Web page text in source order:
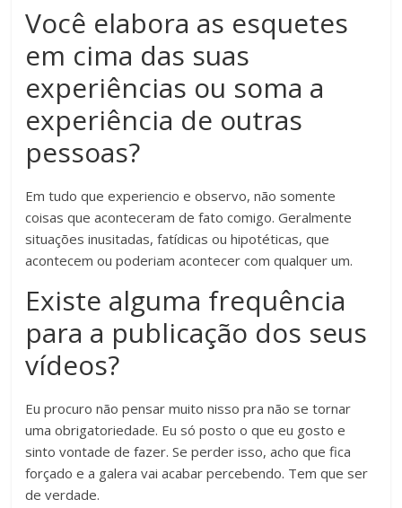
Você elabora as esquetes
em cima das suas
experiências ou soma a
experiência de outras
pessoas?
Em tudo que experiencio e observo, não somente
coisas que aconteceram de fato comigo. Geralmente
situações inusitadas, fatídicas ou hipotéticas, que
acontecem ou poderiam acontecer com qualquer um.
Existe alguma frequência
para a publicação dos seus
vídeos?
Eu procuro não pensar muito nisso pra não se tornar
uma obrigatoriedade. Eu só posto o que eu gosto e
sinto vontade de fazer. Se perder isso, acho que fica
forçado e a galera vai acabar percebendo. Tem que ser
de verdade.